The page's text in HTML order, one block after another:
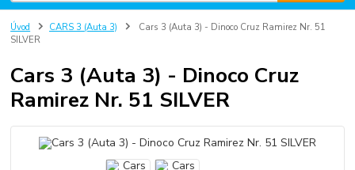
Úvod CARS 3 (Auta 3)
Cars 3 (Auta 3) - Dinoco Cruz Ramirez Nr. 51
SILVER
Cars 3 (Auta 3) - Dinoco Cruz
Ramirez Nr. 51 SILVER